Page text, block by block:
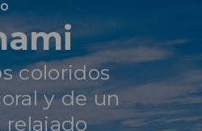
coloridos
y de un
relajado